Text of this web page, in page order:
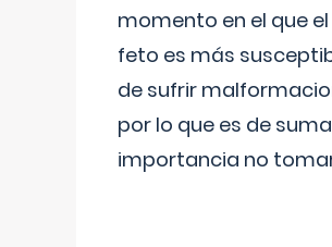
momento en el que el
feto es más
de sufrir
por lo que es de suma
importancia no